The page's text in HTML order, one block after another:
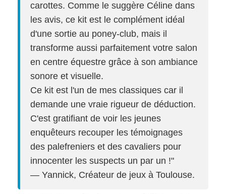
carottes. Comme le suggère Céline dans
les avis, ce kit est le complément idéal
d'une sortie au poney-club, mais il
transforme aussi parfaitement votre salon
en centre équestre grâce à son ambiance
sonore et visuelle.
Ce kit est l'un de mes classiques car il
demande une vraie rigueur de déduction.
C'est gratifiant de voir les jeunes
enquêteurs recouper les témoignages
des palefreniers et des cavaliers pour
innocenter les suspects un par un !"
— Yannick, Créateur de jeux à Toulouse.